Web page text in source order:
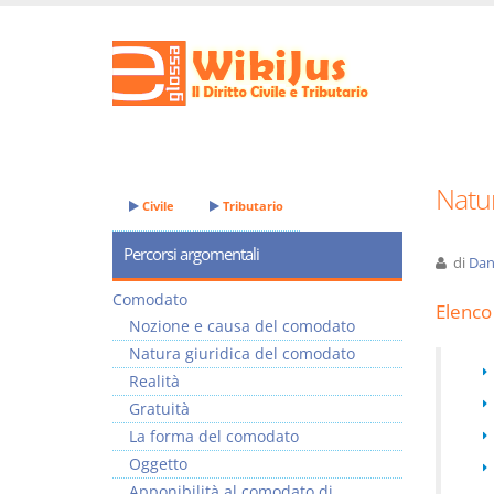
di
Civile Tributario
Percorsi argomentali
Comodato
Nozione e causa del comodato
Natura giuridica del comodato
Realità
Gratuità
La forma del comodato
Oggetto